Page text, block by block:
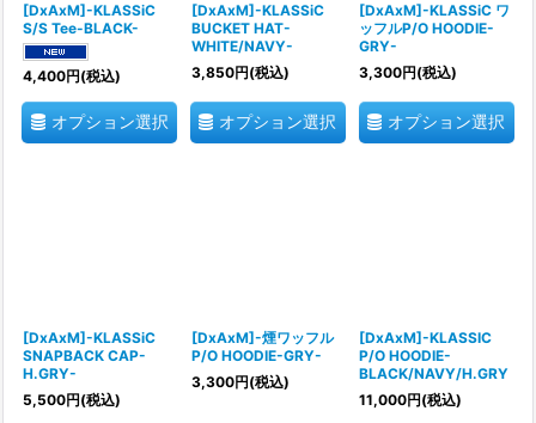
[DxAxM]-KLASSiC
S/S Tee-BLACK-
4,400円(税込)
オプション選択
[DxAxM]-KLASSiC
BUCKET HAT-
WHITE/NAVY-
3,850円(税込)
オプション選択
[DxAxM]-KLASSiC ワ
ッフルP/O HOODIE-
GRY-
3,300円(税込)
オプション選択
[DxAxM]-KLASSiC
SNAPBACK CAP-
H.GRY-
5,500円(税込)
[DxAxM]-煙ワッフル
P/O HOODIE-GRY-
3,300円(税込)
[DxAxM]-KLASSIC
P/O HOODIE-
BLACK/NAVY/H.GRY
11,000円(税込)